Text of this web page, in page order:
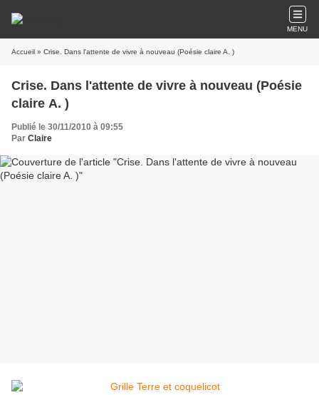
MENU
Accueil » Crise. Dans l'attente de vivre à nouveau (Poésie claire A. )
Crise. Dans l'attente de vivre à nouveau (Poésie
claire A. )
Publié le 30/11/2010 à 09:55
Par Claire